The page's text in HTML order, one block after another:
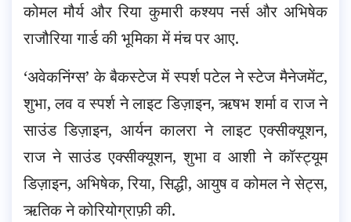
कोमल मौर्य और रिया कुमारी कश्यप नर्स और अभिषेक
राजौरिया गार्ड की भूमिका में मंच पर आए.
‘अवेकनिंग्स’ के बैकस्टेज में स्पर्श पटेल ने स्टेज मैनेजमेंट,
शुभा, लव व स्पर्श ने लाइट डिज़ाइन, ऋषभ शर्मा व राज ने
साउंड डिज़ाइन, आर्यन कालरा ने लाइट एक्सीक्यूशन,
राज ने साउंड एक्सीक्यूशन, शुभा व आशी ने कॉस्ट्यूम
डिज़ाइन, अभिषेक, रिया, सिद्धी, आयुष व कोमल ने सेट्स,
ऋतिक ने कोरियोग्राफ़ी की.